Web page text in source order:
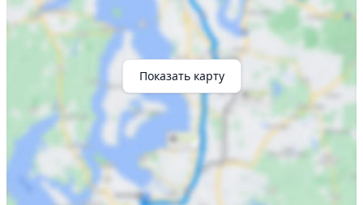
Показать карту